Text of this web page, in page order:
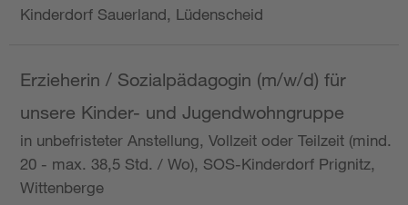
Kinderdorf Sauerland, Lüdenscheid
Erzieherin / Sozialpädagogin (m/w/d) für
unsere Kinder- und Jugendwohngruppe
in unbefristeter Anstellung, Vollzeit oder Teilzeit (mind.
20 - max. 38,5 Std. / Wo), SOS-Kinderdorf Prignitz,
Wittenberge